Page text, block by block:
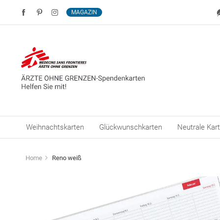
MAGAZIN
Weihnachtskarten Glückwunschkarten Neutrale
Home Reno weiß
Bildergalerie